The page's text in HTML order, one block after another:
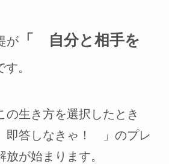
が「 自分と相手を
す。
の生き方を選択したとき
即答しなきゃ！ 」のプレ
が始まります。